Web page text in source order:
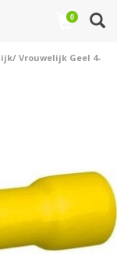
0
Vrouwelijk Geel 4-